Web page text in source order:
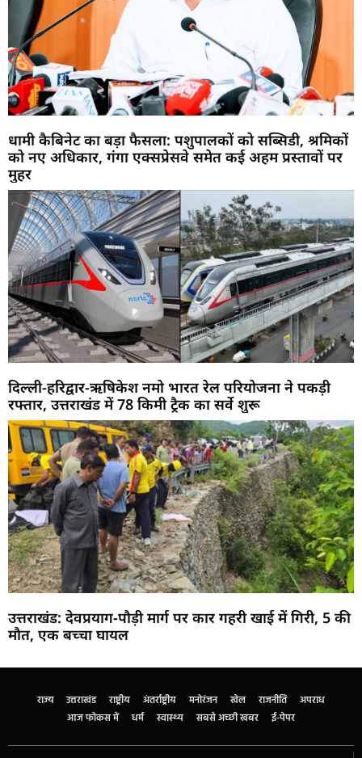
धामी कैबिनेट का बड़ा फैसला: पशुपालकों को सब्सिडी, श्रमिकों
को नए अधिकार, गंगा एक्सप्रेसवे समेत कई अहम प्रस्तावों पर
मुहर
दिल्ली-हरिद्वार-ऋषिकेश नमो भारत रेल परियोजना ने पकड़ी
रफ्तार, उत्तराखंड में 78 किमी ट्रैक का सर्वे शुरू
उत्तराखंड: देवप्रयाग-पौड़ी मार्ग पर कार गहरी खाई में गिरी, 5 की
मौत, एक बच्चा घायल
राज्य उत्तराखंड राष्ट्रीय अंतर्राष्ट्रीय मनोरंजन खेल राजनीति
अपराध
आज फोकस में
धर्म स्वास्थ्य सबसे अच्छी खबर ई-पेपर